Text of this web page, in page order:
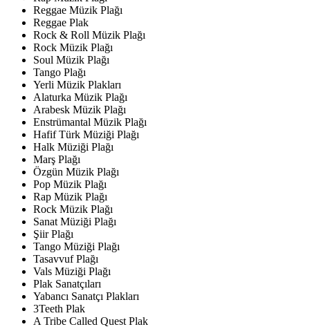
Reggae Müzik Plağı
Reggae Plak
Rock & Roll Müzik Plağı
Rock Müzik Plağı
Soul Müzik Plağı
Tango Plağı
Yerli Müzik Plakları
Alaturka Müzik Plağı
Arabesk Müzik Plağı
Enstrümantal Müzik Plağı
Hafif Türk Müziği Plağı
Halk Müziği Plağı
Marş Plağı
Özgün Müzik Plağı
Pop Müzik Plağı
Rap Müzik Plağı
Rock Müzik Plağı
Sanat Müziği Plağı
Şiir Plağı
Tango Müziği Plağı
Tasavvuf Plağı
Vals Müziği Plağı
Plak Sanatçıları
Yabancı Sanatçı Plakları
3Teeth Plak
A Tribe Called Quest Plak